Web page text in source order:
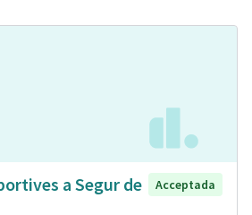
a Segur de
Acceptada